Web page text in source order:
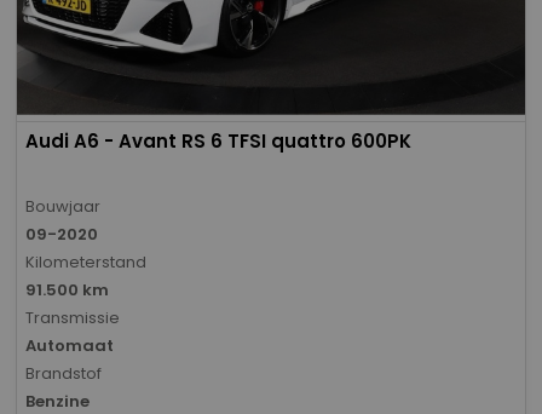
Audi A6 - Avant RS 6 TFSI quattro 600PK
Bouwjaar
09-2020
Kilometerstand
91.500 km
Transmissie
Automaat
Brandstof
Benzine